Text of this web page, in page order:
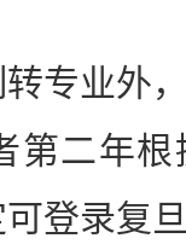
业外，
第二年
登录复